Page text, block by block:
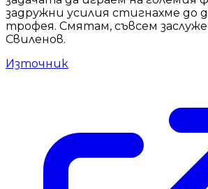
задружни усилия стигнахме до
трофея. Смятам, съвсем
Свиленов.
Източник